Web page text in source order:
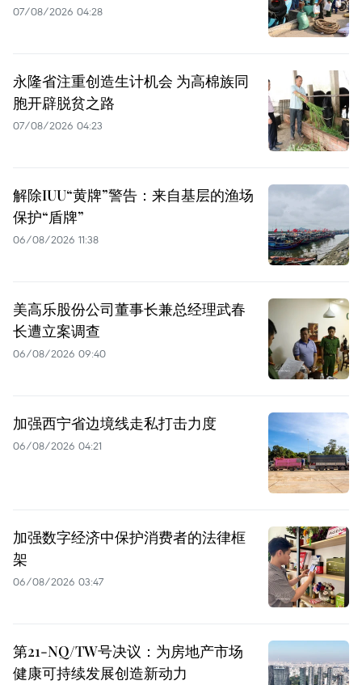
07/08/2026 04:28
永隆省注重创造生计机会 为高棉族同
胞开辟脱贫之路
07/08/2026 04:23
解除IUU“黄牌”警告：来自基层的渔场
保护“盾牌”
06/08/2026 11:38
美高乐股份公司董事长兼总经理武春
长遭立案调查
06/08/2026 09:40
加强西宁省边境线走私打击力度
06/08/2026 04:21
加强数字经济中保护消费者的法律框
架
06/08/2026 03:47
第21-NQ/TW号决议：为房地产市场
健康可持续发展创造新动力